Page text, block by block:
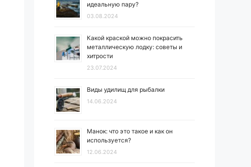
идеальную пару?
03.08.2024
Какой краской можно покрасить
металлическую лодку: советы и
хитрости
23.07.2024
Виды удилищ для рыбалки
14.06.2024
Манок: что это такое и как он
используется?
12.06.2024